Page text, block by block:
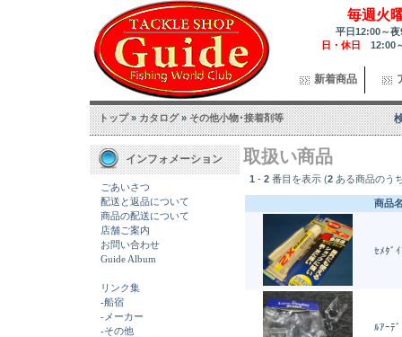
毎週火
平日12:00～
日・休日 12:00
新着商品
トップ»カタログ»その他小物･接着剤等
インフォメーション
ごあいさつ
配送と返品について
商品の配送について
店舗ご案内
お問い合わせ
Guide Album
リンク集
-船宿
-メーカー
-その他
取扱い商品
1 - 2 番目を表示 (2 ある商品のう
商品
ｾﾒﾀﾞ
ﾙｱｰﾃ